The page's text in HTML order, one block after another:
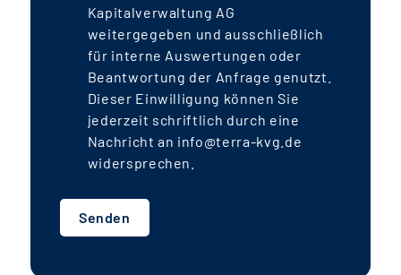
Kapitalverwaltung AG
weitergegeben und ausschließlich
für interne Auswertungen oder
Beantwortung der Anfrage genutzt.
Dieser Einwilligung können Sie
jederzeit schriftlich durch eine
Nachricht an info@terra-kvg.de
widersprechen.
Senden